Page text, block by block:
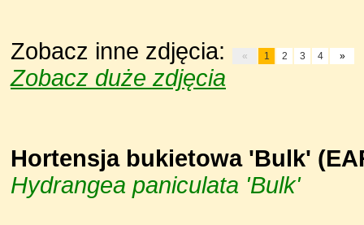
Zobacz inne zdjęcia: « 1 2 3 4 »
Zobacz duże zdjęcia
Hortensja bukietowa 'Bulk'
Hydrangea paniculata 'Bulk'